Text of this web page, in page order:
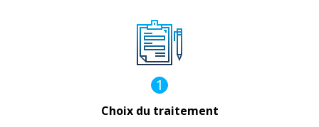
1
Choix du traitement